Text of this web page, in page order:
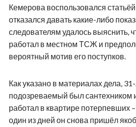
Кемерова воспользовался
отказался давать какие-либо
следователям удалось выяснить,
работал в местном ТСЖ и
вероятный мотив его поступков.
Как указано в материалах дела,
подозреваемый был сантехником
работал в квартире потерпевших
один из дней он снова пришёл